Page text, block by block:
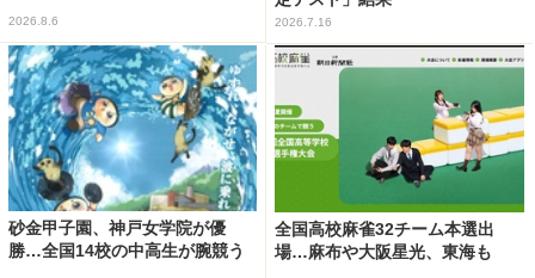
2026.8.6 2026.7.16
砂金甲子園、神戸女学院が優
勝…全国14校の中高生が腕競う
全国高校麻雀32チーム本選出
場…麻布や大阪星光、東海も